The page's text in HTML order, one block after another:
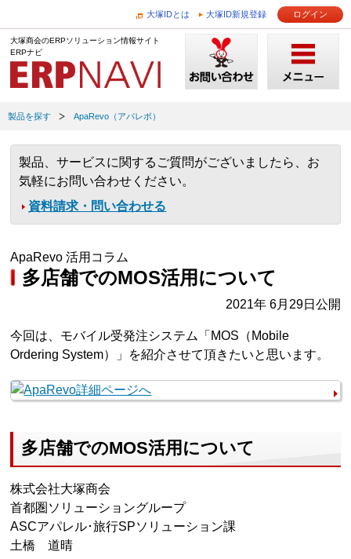
大塚IDとは 大塚ID新規登録 ログイン
大塚商会のERPソリューション情報サイト
ERPナビ
製品を探す ApaRevo（アパレボ）
製品、サービスに関するご質問がございましたら、お
気軽にお問い合わせください。
資料請求・問い合わせる
ApaRevo 活用コラム
多店舗でのMOS活用について
2021年 6月29日公開
今回は、モバイル受発注システム「MOS（Mobile
Ordering System）」を紹介させて頂きたいと思います。
多店舗でのMOS活用について
株式会社大塚商会
首都圏ソリューショングループ
ASCアパレル･旅行SPソリューション課
土橋 道晴